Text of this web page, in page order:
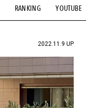
RANKING YOUTUBE
#マイナーグッド図鑑
#FASHION #MUSIC
2022.11.9 UP